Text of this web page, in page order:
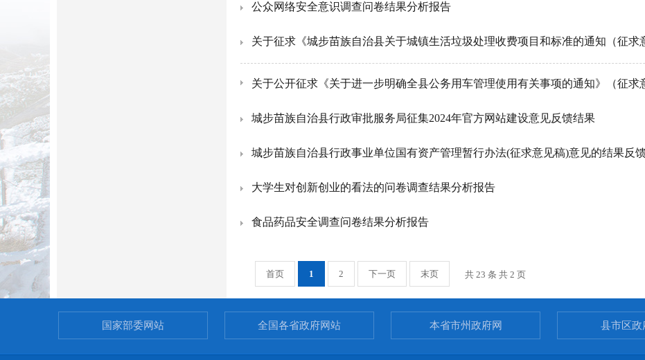
公众网络安全意识调查问卷结果分析报告
关于征求《城步苗族自治县关于城镇生活垃圾处理收费项目和标准的通知（征求
关于公开征求《关于进一步明确全县公务用车管理使用有关事项的通知》（征求
城步苗族自治县行政审批服务局征集2024年官方网站建设意见反馈结果
城步苗族自治县行政事业单位国有资产管理暂行办法(征求意见稿)意见的结果反
大学生对创新创业的看法的问卷调查结果分析报告
食品药品安全调查问卷结果分析报告
首页 1 2 下一页 末页 共 23 条 共 2 页
国家部委网站 全国各省政府网站 本省市州政府网 县市区政